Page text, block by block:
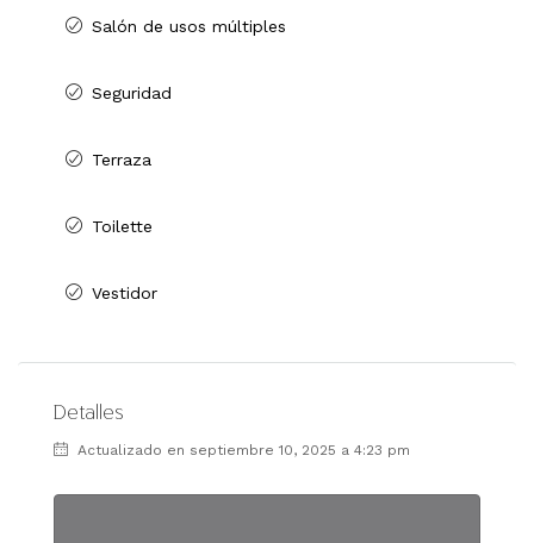
Salón de usos múltiples
Seguridad
Terraza
Toilette
Vestidor
Detalles
Actualizado en septiembre 10, 2025 a 4:23 pm